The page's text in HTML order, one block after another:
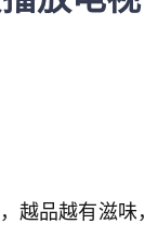
越品越有滋味，